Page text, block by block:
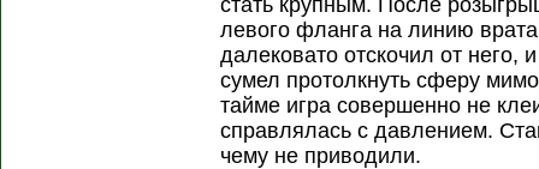
стать крупным. После
левого фланга на линию
далековато отскочил от него,
сумел протолкнуть сферу
тайме игра совершенно не
справлялась с давлением.
чему не приводили.